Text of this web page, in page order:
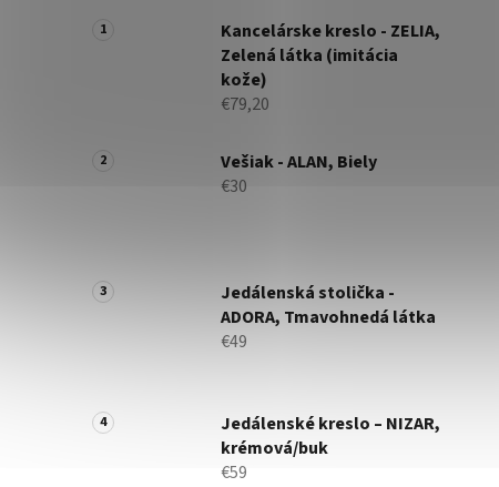
Kancelárske kreslo - ZELIA,
Zelená látka (imitácia
kože)
€79,20
Vešiak - ALAN, Biely
€30
Jedálenská stolička -
ADORA, Tmavohnedá látka
€49
Jedálenské kreslo – NIZAR,
krémová/buk
€59